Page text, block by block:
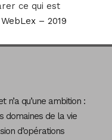
ce qui est
– 2019
qu’une ambition :
domaines de la vie
d’opérations